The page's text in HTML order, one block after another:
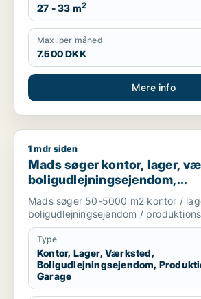
27 - 33 m2
Max. per måned
7.500 DKK
Mere info
Mads søger kontor, lager, værksted,
1 mdr siden
Mads søger kontor, lager,
boligudlejningsejendom,
produktionslokaler eller
København
Mads søger 50-5000 m2 kontor /
boligudlejningsejendom /
Type
Kontor, Lager, Værksted,
Boligudlejningsejendom,
Garage